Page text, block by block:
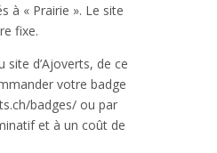
à « Prairie ». Le site
fixe.
site d’Ajoverts, de ce
votre badge
badges/ ou par
et à un coût de